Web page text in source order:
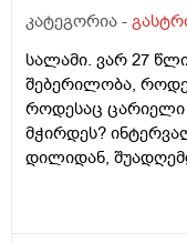
ისევ შებერილობა
ვაკეთებ ხოლმე
მუცელი ძალიან
წყალი მაქვს
ვუშველო. ნაჭამი
ვარ - მაინც
ცვლა და
კატეგორია -
სალამი. ვარ 27
შებერილობა,
როდესაც ცარიელი
მჭირდეს?
დილიდან,
უენერგიოგა